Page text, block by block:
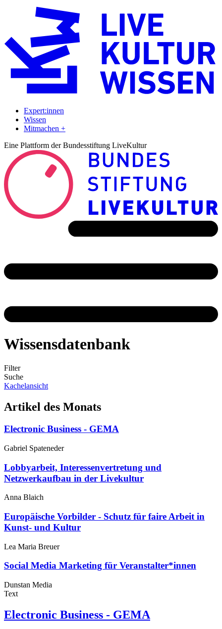
Expert:innen
Wissen
Mitmachen +
Eine Plattform der Bundesstiftung LiveKultur
Wissensdatenbank
Filter
Suche
Kachelansicht
Artikel des Monats
Electronic Business - GEMA
Gabriel Spateneder
Lobbyarbeit, Interessenvertretung und
Netzwerkaufbau in der Livekultur
Anna Blaich
Europäische Vorbilder - Schutz für faire Arbeit in
Kunst- und Kultur
Lea Maria Breuer
Social Media Marketing für Veranstalter*innen
Dunstan Media
Text
Electronic Business - GEMA